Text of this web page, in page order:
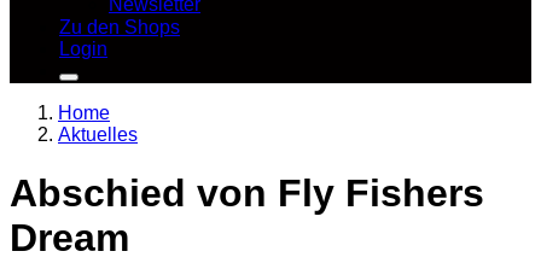
Newsletter
Zu den Shops
Login
Home
Aktuelles
Abschied von Fly Fishers
Dream